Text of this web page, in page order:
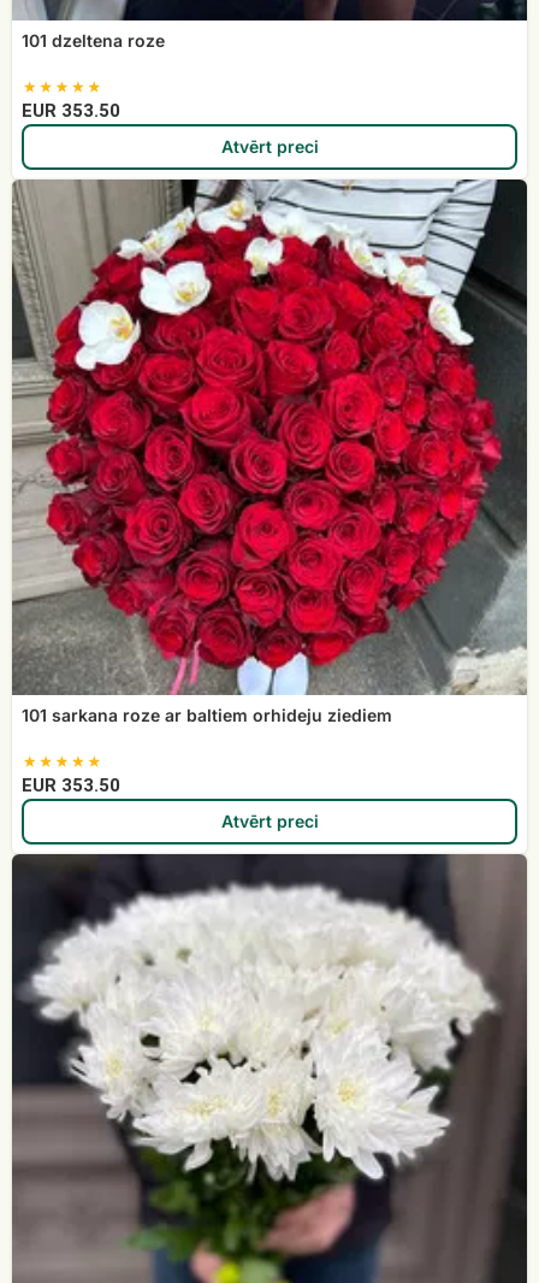
101 dzeltena roze
EUR 353.50
Atvērt preci
101
sarkana
roze
ar
baltiem
orhideju
ziediem
101 sarkana roze ar baltiem orhideju ziediem
EUR 353.50
Atvērt preci
Krizantēmas